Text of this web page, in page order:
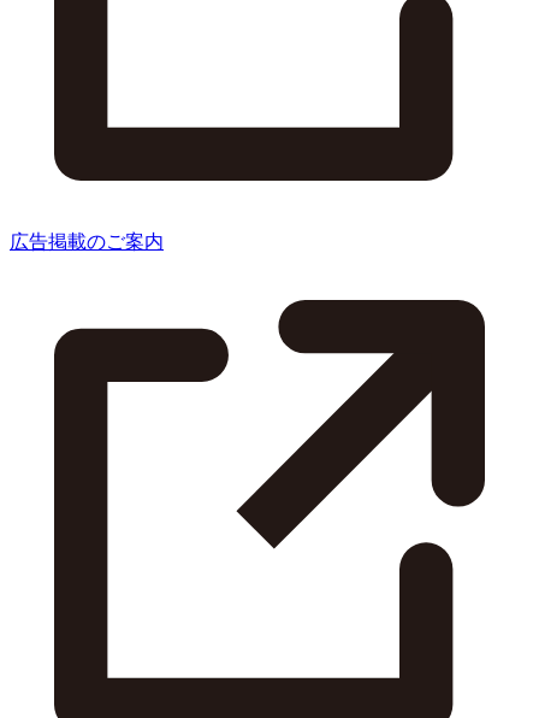
広告掲載のご案内